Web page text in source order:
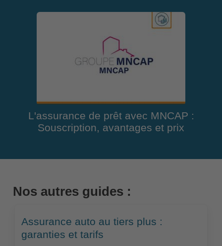
L'assurance de prêt avec MNCAP :
Souscription, avantages et prix
Nos autres guides :
Assurance auto au tiers plus :
garanties et tarifs